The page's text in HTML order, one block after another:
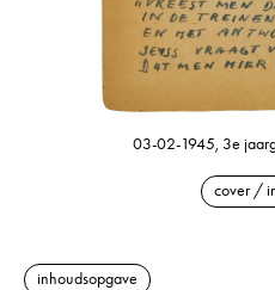
03-02-1945, 3e
cover /
inhoudsopgave